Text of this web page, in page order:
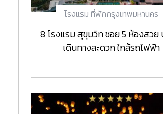
โรงแรม ที่พักกรุงเทพมหานคร
8 โรงแรม สุขุมวิท ซอย 5 ห้องสวย
เดินทางสะดวก ใกล้รถไฟฟ้า